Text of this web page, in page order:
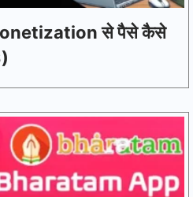
से पैसे कैसे